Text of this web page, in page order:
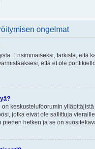
ongelmat
Ensimmäiseksi, tarkista, että
että et ole
keskustelufoorumin
jotka eivät ole sallittuja
pienen hetken ja se on